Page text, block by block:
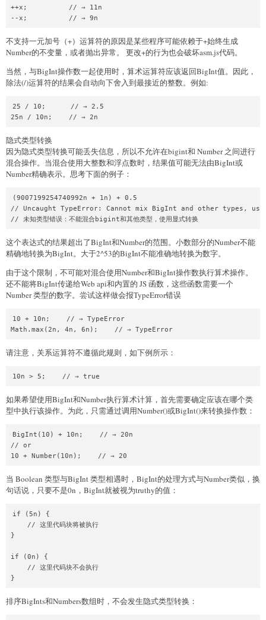
++x;          // → 11n
不支持一元加号（+）运算符的原因是某些程序可能依赖于+始终生成
Number的不变量，或者抛出异常。 更改+的行为也会破坏asm.js代码。
当然，与BigInt操作数一起使用时，算术运算符应该返回BigInt值。因此，
除法(/)运算符的结果会自动向下舍入到最接近的整数。例如:
25 / 10;      // → 2.5
隐式类型转换
因为隐式类型转换可能丢失信息，所以不允许在bigint和 Number 之间进行
混合操作。当混合使用大整数和浮点数时，结果值可能无法由BigInt或
Number精确表示。思考下面的例子：
(9007199254740992n + 1n) + 0.5
// Uncaught TypeError: Cannot mix BigInt and other types,
这个表达式的结果超出了BigInt和Number的范围。小数部分的Number不能
精确地转换为BigInt。大于2^53的BigInt不能准确地转换为数字。
由于这个限制，不可能对混合使用Number和BigInt操作数执行算术操作。
还不能将BigInt传递给Web api和内置的 JS 函数，这些函数需要一个
Number 类型的数字。尝试这样做会报TypeError错误
10 + 10n;    // → TypeError
请注意，关系运算符不遵循此规则，如下例所示：
如果希望使用BigInt和Number执行算术计算，首先需要确定应该在哪个类
型中执行该操作。为此，只需通过调用Number()或BigInt()来转换操作数：
BigInt(10) + 10n;    // → 20n
// or
当 Boolean 类型与BigInt 类型相遇时，BigInt的处理方式与Number类似，换
句话说，只要不是0n，BigInt就被视为truthy的值：
if (5n) {
    // 这里代码块将被执行
}
if (0n) {
    // 这里代码块不会执行
排序BigInts和Numbers数组时，不会发生隐式类型转换：